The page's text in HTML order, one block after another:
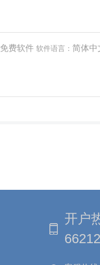
免费软件软件语言：简体
开户